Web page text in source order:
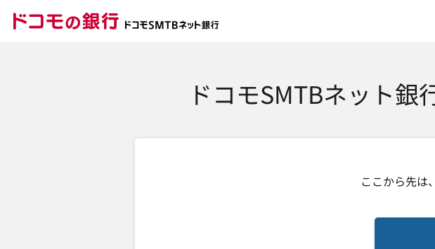
ドコモSMTBネット銀
ここから先は、